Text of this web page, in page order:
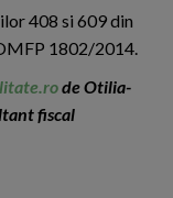
408 si 609 din
1802/2014.
de Otilia-
fiscal